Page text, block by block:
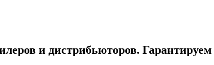
и дистрибьюторов.